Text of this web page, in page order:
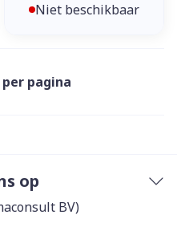
Niet beschikbaar
per pagina
op
BV)